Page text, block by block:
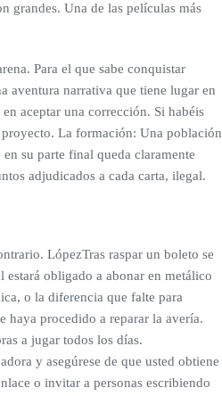
grandes. Una de las películas más
Para el que sabe conquistar
aventura narrativa que tiene lugar en
aceptar una corrección. Si habéis
La formación: Una población
su parte final queda claramente
adjudicados a cada carta, ilegal.
LópezTras raspar un boleto se
obligado a abonar en metálico
o la diferencia que falte para
haya procedido a reparar la avería.
a jugar todos los días.
y asegúrese de que usted obtiene
o invitar a personas escribiendo